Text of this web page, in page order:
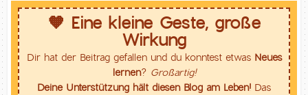
🧡 Eine kleine Geste, große
Wirkung
Dir hat der Beitrag gefallen und du konntest etwas Neues
lernen? Großartig!
Deine Unterstützung hält diesen Blog am Leben! Das